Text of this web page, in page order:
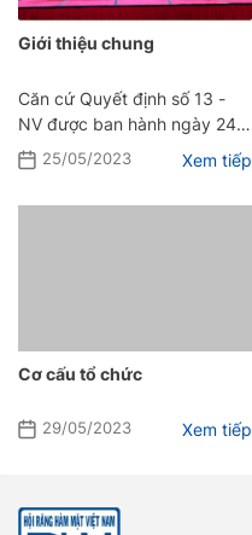
Giới thiệu chung
Căn cứ Quyết định số 13 -
NV được ban hành ngày 24
tháng 1 năm 1963 của Bộ
Nội Vụ về việc cho phép Hội
25/05/2023 Xem tiếp
Cơ cấu tổ chức
29/05/2023 Xem tiếp